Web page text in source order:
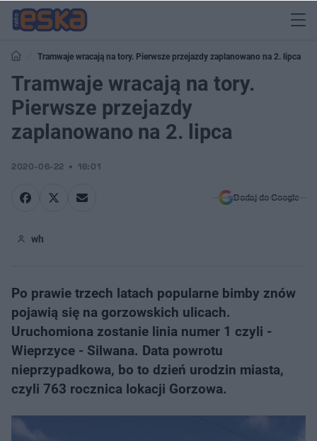
​Tramwaje wracają na tory. Pierwsze przejazdy zaplanowano na 2. lipca
​Tramwaje wracają na tory.
Pierwsze przejazdy
zaplanowano na 2. lipca
2020-06-22 16:01
Dodaj do Google
wh
Po prawie trzech latach popularne bimby znów
pojawią się na gorzowskich ulicach.
Uruchomiona zostanie linia numer 1 czyli -
Wieprzyce - Silwana. Data powrotu
nieprzypadkowa, bo to dzień urodzin miasta,
czyli 763 rocznica lokacji Gorzowa.